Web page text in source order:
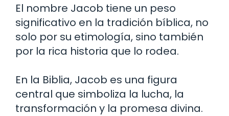
El nombre Jacob tiene un peso
significativo en la tradición bíblica, no
solo por su etimología, sino también
por la rica historia que lo rodea.
En la Biblia, Jacob es una figura
central que simboliza la lucha, la
transformación y la promesa divina.